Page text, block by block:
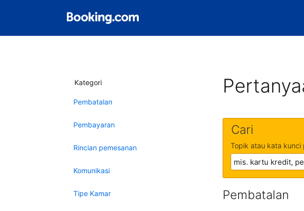
Kategori
Pembatalan
Pembayaran
Rincian pemesanan
Komunikasi
Tipe Kamar
Cari
Topik atau kata kunci
Pembatalan